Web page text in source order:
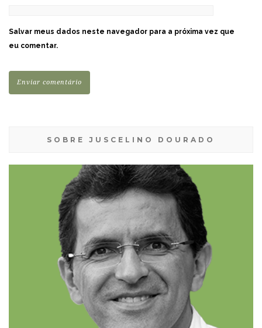
Salvar meus dados neste navegador para a próxima vez que
eu comentar.
SOBRE JUSCELINO DOURADO